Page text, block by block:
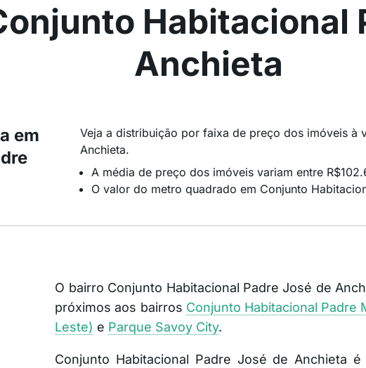
Habitacional
Anchieta
em
Veja a distribuição por faixa de preço dos imóveis à
Anchieta.
A média de preço dos imóveis variam entre
O valor do metro quadrado em Conjunto
O bairro Conjunto Habitacional Padre José de
próximos aos bairros Conjunto Habitacional Padre
Leste) e Parque Savoy City.
Conjunto Habitacional Padre José de Anchieta